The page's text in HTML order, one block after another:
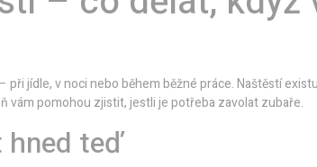
jídle, v noci nebo během běžné práce. Naštěstí
vám pomohou zjistit, jestli je potřeba zavolat zubaře.
teď